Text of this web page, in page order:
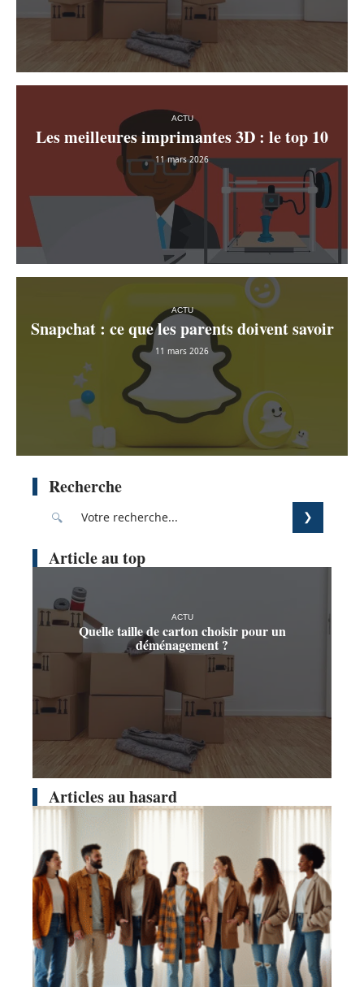
ACTU
Les meilleures imprimantes 3D : le top 10
11 mars 2026
ACTU
Snapchat : ce que les parents doivent savoir
11 mars 2026
Recherche
Article au top
ACTU
Quelle taille de carton choisir pour un
déménagement ?
Articles au hasard